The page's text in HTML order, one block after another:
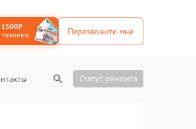
1500₽
техники
Перезвоните мне
Статус ремонта